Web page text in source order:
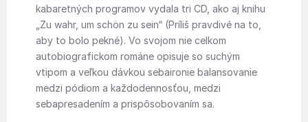
kabaretných programov vydala tri CD, ako aj knihu
„Zu wahr, um schön zu sein“ (Príliš pravdivé na to,
aby to bolo pekné). Vo svojom nie celkom
autobiografickom románe opisuje so suchým
vtipom a veľkou dávkou sebaironie balansovanie
medzi pódiom a každodennosťou, medzi
sebapresadením a prispôsobovaním sa.